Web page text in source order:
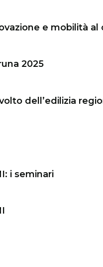
e mobilità
2025
dell’edilizia
i seminari